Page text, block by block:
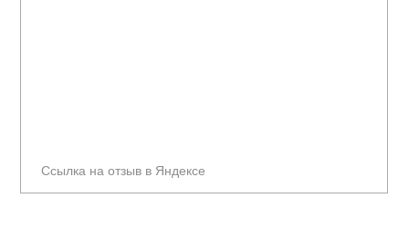
Ссылка на отзыв в Яндексе